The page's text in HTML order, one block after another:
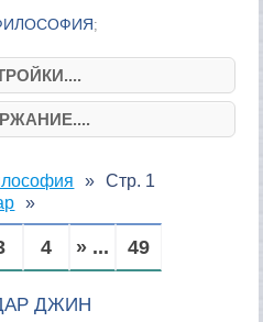
;
Стр. 1
4 » ... 49
ДЖИН